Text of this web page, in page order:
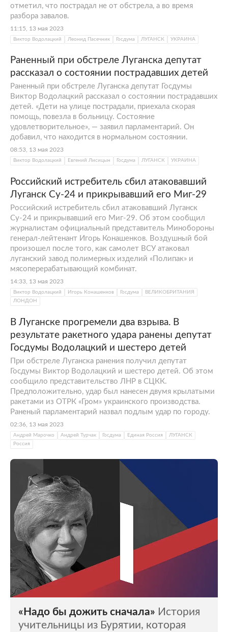
отметил, что пострадал не от обстрела, а во время
разбора завалов.
11:15, 13 мая 2023
Виктор Водолацкий Леонид Пасечник Госдума ЛУГАНСК УКРАИНА
Раненный при обстреле Луганска депутат
рассказал о состоянии пострадавших детей
Раненный при обстреле Луганска депутат Госдумы
Виктор Водолацкий рассказал о состоянии пострадавших
детей. «Дети на улице пострадали, приехала скорая
помощь, повезла в больницу. Состояние
удовлетворительное», — заявил парламентарий. Он
добавил, что находится в нормальном состоянии.
08:53, 13 мая 2023
Виктор Водолацкий Евгений Лисицын Госдума ЛУГАНСК УКРАИНА
Российский истребитель сбил атаковавший
Луганск Су-24 и прикрывавший его Миг-29
Российский истребитель сбил атаковавший Луганск
Су-24 и прикрывавший его Миг-29. Об этом сообщил
журналистам официальный представитель Минобороны
генерал-лейтенант Игорь Конашенков. Воздушный бой
произошел после того, как самолет ВСУ атаковал
луганский завод полимерных изделий «Полипак» и
мясоперерабатывающий комбинат.
14:33, 13 мая 2023
Виктор Водолацкий Игорь Конашенков Госдума
ВЕЛИКОБРИТАНИЯ
ЛОНДОН
В Луганске прогремели два взрыва. В
результате ракетного удара ранены депутат
Госдумы Водолацкий и шестеро детей
При обстреле Луганска ранения получил депутат
Госдумы Виктор Водолацкий и шестеро детей. Об этом
сообщило представительство ЛНР в СЦКК.
Предположительно, удар был нанесен двумя крылатыми
ракетами из ОТРК «Гром» украинского производства.
Раненый парламентарий назвал подлым удар по городу.
02:36, 13 мая 2023
Андрей Марочко Андрей Турчак Госдума Единая Россия
ЛУГАНСК
Россия
«Надо бы дожить сначала» История
учительницы из Бурятии, которая